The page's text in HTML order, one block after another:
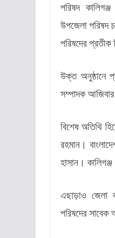
পরিষদ
উপজেলা পরিষদ
পরিষদের প্রতীক
উক্ত অনুষ্ঠানে
সম্পাদক
বিশেষ অতিথি
রহমান।
হাসান।
এছাড়াও জেলা
পরিষদের